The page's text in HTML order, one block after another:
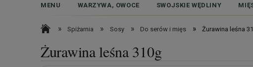
MENU WARZYWA, OWOCE SWOJSKIE WĘDLINY
» Spiżarnia » Sosy » Do serów i mięs » Żurawina leśna
Żurawina leśna 310g